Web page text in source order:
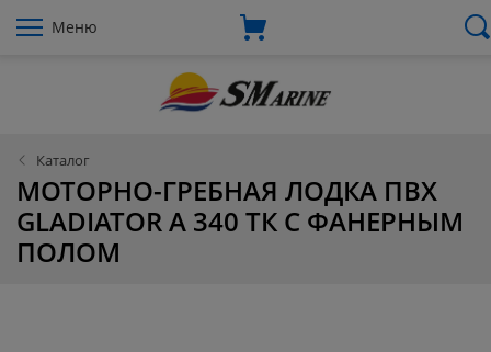
Меню
Каталог
МОТОРНО-ГРЕБНАЯ ЛОДКА ПВХ
GLADIATOR А 340 ТК С ФАНЕРНЫМ
ПОЛОМ